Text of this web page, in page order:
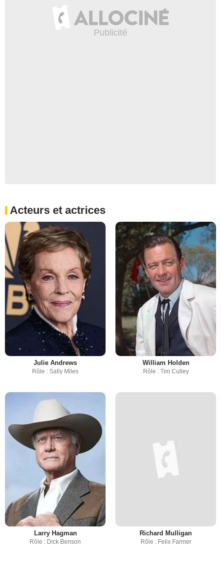
Acteurs et actrices
Julie Andrews
Rôle : Sally Miles
William Holden
Rôle : Tim Culley
Larry Hagman
Rôle : Dick Benson
Richard Mulligan
Rôle : Felix Farmer